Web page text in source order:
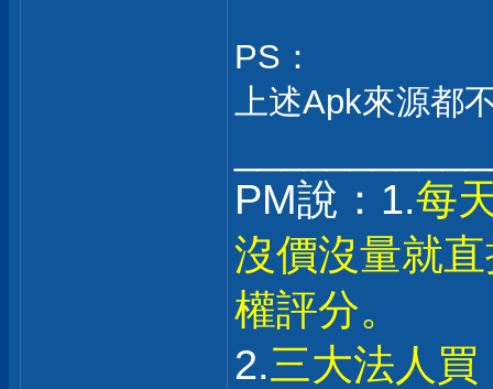
PS：
上述Apk來源都
PM說：1.每
沒價沒量就
權評分。
2.三大法人